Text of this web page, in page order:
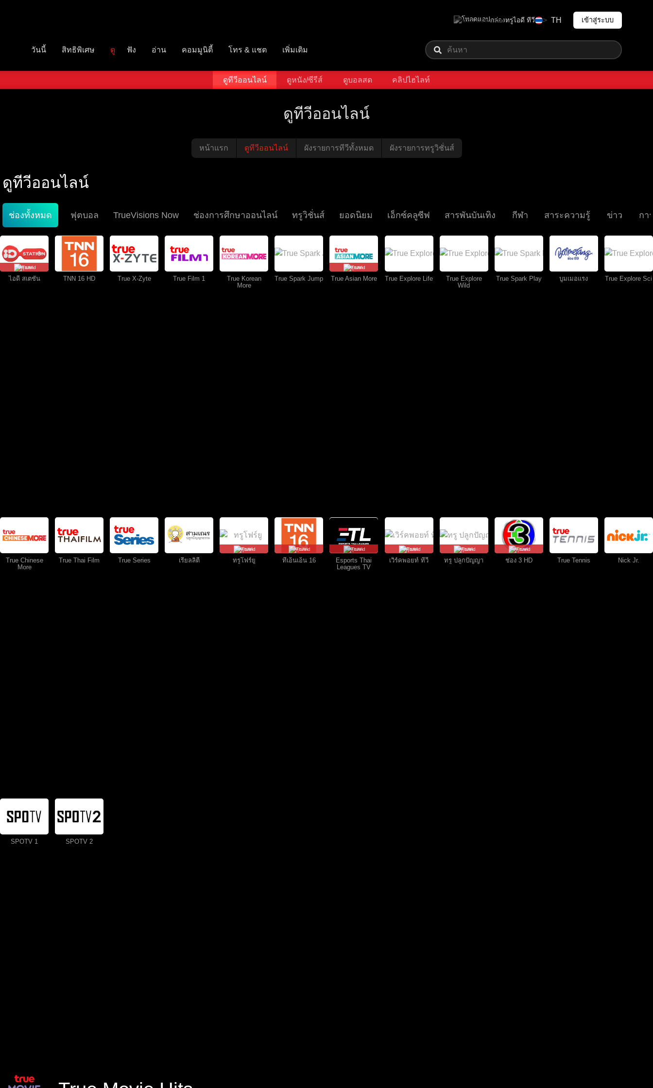
โหลดแอปกล่องทรูไอดี ทีวี > TH เข้าสู่ระบบ
วันนี้ สิทธิพิเศษ ดู ฟัง อ่าน คอมมูนิตี้ โทร & แชต เพิ่มเติม
ดูทีวีออนไลน์ ดูหนัง/ซีรีส์ ดูบอลสด คลิปไฮไลท์
ดูทีวีออนไลน์
หน้าแรก ดูทีวีออนไลน์ ผังรายการทีวีทั้งหมด ผังรายการทรูวิชั่นส์
ดูทีวีออนไลน์
ช่องทั้งหมด ฟุตบอล TrueVisions Now ช่องการศึกษาออนไลน์ ทรูวิชั่นส์ ยอดนิยม เอ็กซ์คลูซีฟ สารพันบันเทิง กีฬา สาระความรู้ ข่าว กา
คุยสด
ไอดี สเตชั่น TNN 16 HD True X-Zyte True Film 1
True Korean
More
True Spark Jump
คุยสด
True Asian More True Explore Life
True Explore
Wild
True Spark Play บูมเมอแรง True Explore Sci
True Chinese
More
True Thai Film True Series เรียลลิตี้
คุยสด
ทรูโฟร์ยู
คุยสด
ทีเอ็นเอ็น 16
คุยสด
Esports Thai
Leagues TV
คุยสด
เวิร์คพอยท์ ทีวี
คุยสด
ทรู ปลูกปัญญา
คุยสด
ช่อง 3 HD True Tennis Nick Jr.
SPOTV 1 SPOTV 2